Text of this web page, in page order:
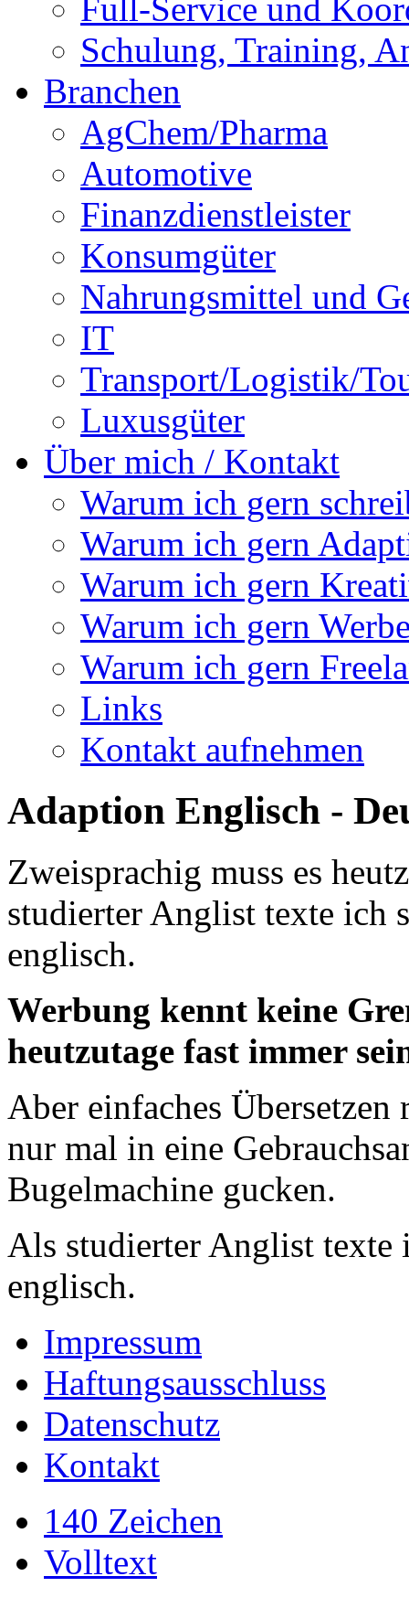
Full-Service und
Schulung, Training,
Branchen
AgChem/Pharma
Automotive
Finanzdienstleister
Konsumgüter
Nahrungsmittel und
IT
Transport/Logistik/
Luxusgüter
Über mich / Kontakt
Warum ich gern
Warum ich gern
Warum ich gern
Warum ich gern
Warum ich gern
Links
Kontakt aufnehmen
Adaption Englisch -
Zweisprachig muss es
studierter Anglist texte ich
englisch.
Werbung kennt keine
heutzutage fast immer
Aber einfaches
nur mal in eine
Bugelmachine gucken.
Als studierter Anglist texte
englisch.
Impressum
Haftungsausschluss
Datenschutz
Kontakt
140 Zeichen
Volltext